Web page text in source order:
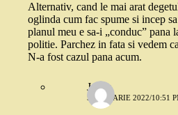
Alternativ, cand le mai arat
oglinda cum fac spume si incep
planul meu e sa-i „conduc” pana
politie. Parchez in fata si vedem
N-a fost cazul pana acum.
Joker
5 IANUARIE 2022/10:51